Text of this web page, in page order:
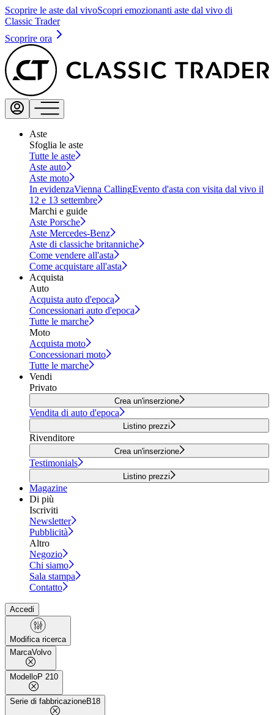
Scoprire le aste dal vivoScopri emozionanti aste dal vivo di
Classic Trader
Scoprire ora
Aste
Sfoglia le aste
Tutte le aste
Aste auto
Aste moto
In evidenzaVienna CallingEvento d'asta con visita dal vivo il
12 e 13 settembre
Marchi e guide
Aste Porsche
Aste Mercedes-Benz
Aste di classiche britanniche
Come vendere all'asta
Come acquistare all'asta
Acquista
Auto
Acquista auto d'epoca
Concessionari auto d'epoca
Tutte le marche
Moto
Acquista moto
Concessionari moto
Tutte le marche
Vendi
Privato
Crea un'inserzione
Vendita di auto d'epoca
Listino prezzi
Rivenditore
Crea un'inserzione
Testimonials
Listino prezzi
Magazine
Di più
Iscriviti
Newsletter
Pubblicità
Altro
Negozio
Chi siamo
Sala stampa
Contatto
Accedi
Modifica ricerca
MarcaVolvo
ModelloP 210
Serie di fabbricazioneB18